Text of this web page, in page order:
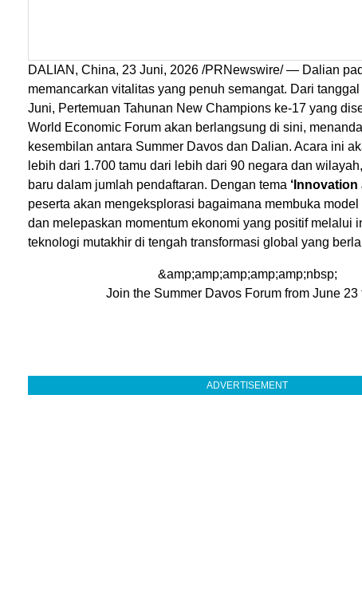
DALIAN, China, 23 Juni, 2026 /PRNewswire/ — Dalian
memancarkan vitalitas yang penuh semangat. Dari
Juni, Pertemuan Tahunan New Champions ke-17 yang
World Economic Forum akan berlangsung di sini,
kesembilan antara Summer Davos dan Dalian. Acara ini
lebih dari 1.700 tamu dari lebih dari 90 negara dan
baru dalam jumlah pendaftaran. Dengan tema ‘Innovation
peserta akan mengeksplorasi bagaimana membuka
dan melepaskan momentum ekonomi yang positif melalui
teknologi mutakhir di tengah transformasi global yang
&amp;amp;amp;amp;amp;nbsp;
Join the Summer Davos Forum from June 23
ADVERTISEMENT